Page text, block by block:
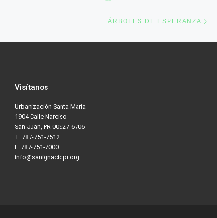
ÁRBOLES DE ESPERANZA
Visítanos
Urbanización Santa Maria
1904 Calle Narciso
San Juan, PR 00927-6706
T. 787-751-7512
F. 787-751-7000
info@sanignaciopr.org